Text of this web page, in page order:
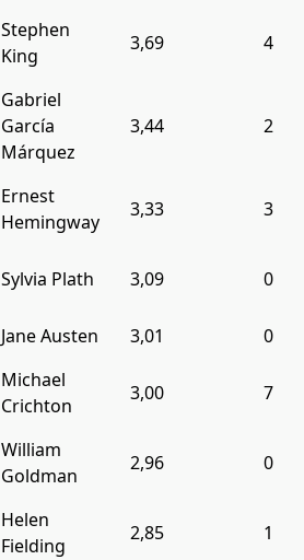
Stephen
King
3,69 4
Gabriel
García
Márquez
3,44 2
Ernest
Hemingway
3,33 3
Sylvia Plath 3,09 0
Jane Austen 3,01 0
Michael
Crichton
3,00 7
William
Goldman
2,96 0
Helen
Fielding
2,85 1